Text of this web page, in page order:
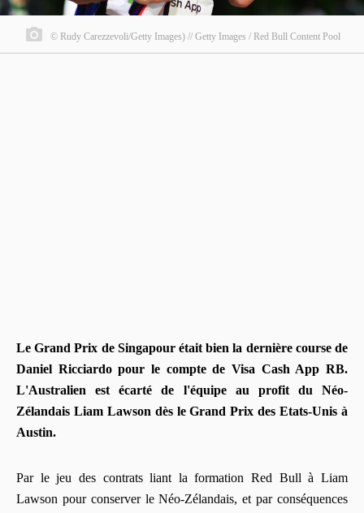
© Rudy Carezzevoli/Getty Images) // Getty Images / Red Bull Content Pool
Le Grand Prix de Singapour était bien la dernière course de
Daniel Ricciardo pour le compte de Visa Cash App RB.
L'Australien est écarté de l'équipe au profit du Néo-
Zélandais Liam Lawson dès le Grand Prix des Etats-Unis à
Austin.
Par le jeu des contrats liant la formation Red Bull à Liam
Lawson pour conserver le Néo-Zélandais, et par conséquences